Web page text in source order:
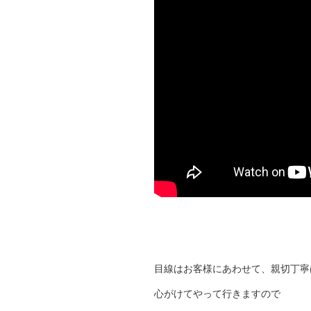
目線はお客様にあわせて、親切丁
心がけてやって行きますので